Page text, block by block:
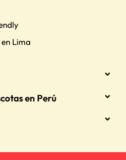
Lima
en Perú